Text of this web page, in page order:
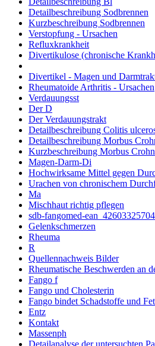
Detailbeschreibung Sodbrennen
Kurzbeschreibung Sodbrennen
Verstopfung - Ursachen
Refluxkrankheit
Divertikulose (chronische
Divertikel - Magen und
Rheumatoide Arthritis - Ursachen
Verdauungsst
Der D
Der Verdauungstrakt
Detailbeschreibung Colitis
Detailbeschreibung Morbus
Kurzbeschreibung Morbus Crohn
Magen-Darm-Di
Hochwirksame Mittel gegen
Urachen von chronischem
Ma
Mischhaut richtig pflegen
sdb-fangomed-
Gelenkschmerzen
Rheuma
R
Quellennachweis Bilder
Rheumatische Beschwerden an
Fango f
Fango und Cholesterin
Fango bindet Schadstoffe und
Entz
Kontakt
Massenph
Detailanalyse der untersuchten